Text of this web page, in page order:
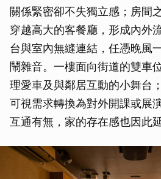
關係緊密卻不失獨立感；房間
穿越高大的客餐廳，形成內外
台與室內無縫連結，任憑晚風
鬧雜音。一樓面向街道的雙車
理愛車及與鄰居互動的小舞台
可視需求轉換為對外開課或展
互通有無，家的存在感也因此